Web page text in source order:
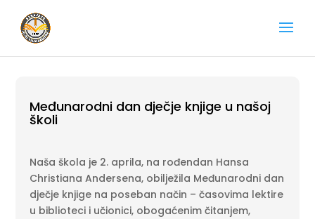
Međunarodni dan dječje knjige u našoj
školi
Naša škola je 2. aprila, na rođendan Hansa
Christiana Andersena, obilježila Međunarodni dan
dječje knjige na poseban način – časovima lektire
u biblioteci i učionici, obogaćenim čitanjem,